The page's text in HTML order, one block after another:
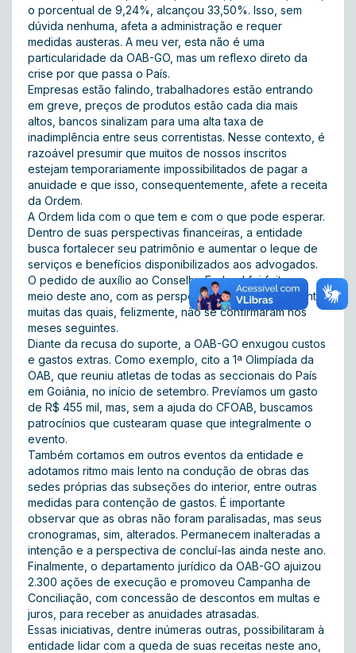
o porcentual de 9,24%, alcançou 33,50%. Isso, sem
dúvida nenhuma, afeta a administração e requer
medidas austeras. A meu ver, esta não é uma
particularidade da OAB-GO, mas um reflexo direto da
crise por que passa o País.
Empresas estão falindo, trabalhadores estão entrando
em greve, preços de produtos estão cada dia mais
altos, bancos sinalizam para uma alta taxa de
inadimplência entre seus correntistas. Nesse contexto, é
razoável presumir que muitos de nossos inscritos
estejam temporariamente impossibilitados de pagar a
anuidade e que isso, consequentemente, afete a receita
da Ordem.
A Ordem lida com o que tem e com o que pode esperar.
Dentro de suas perspectivas financeiras, a entidade
busca fortalecer seu patrimônio e aumentar o leque de
serviços e benefícios disponibilizados aos advogados.
O pedido de auxílio ao Conselho Federal foi feito no
meio deste ano, com as perspectivas daquele momento,
muitas das quais, felizmente, não se confirmaram nos
meses seguintes.
Diante da recusa do suporte, a OAB-GO enxugou custos
e gastos extras. Como exemplo, cito a 1ª Olimpíada da
OAB, que reuniu atletas de todas as seccionais do País
em Goiânia, no início de setembro. Prevíamos um gasto
de R$ 455 mil, mas, sem a ajuda do CFOAB, buscamos
patrocínios que custearam quase que integralmente o
evento.
Também cortamos em outros eventos da entidade e
adotamos ritmo mais lento na condução de obras das
sedes próprias das subseções do interior, entre outras
medidas para contenção de gastos. É importante
observar que as obras não foram paralisadas, mas seus
cronogramas, sim, alterados. Permanecem inalteradas a
intenção e a perspectiva de concluí-las ainda neste ano.
Finalmente, o departamento jurídico da OAB-GO ajuizou
2.300 ações de execução e promoveu Campanha de
Conciliação, com concessão de descontos em multas e
juros, para receber as anuidades atrasadas.
Essas iniciativas, dentre inúmeras outras, possibilitaram à
entidade lidar com a queda de suas receitas neste ano,